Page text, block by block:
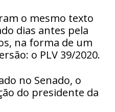
o mesmo texto
dias antes pela
na forma de um
o PLV 39/2020.
no Senado, o
do presidente da